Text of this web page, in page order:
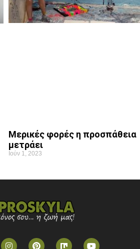
Μερικές φορές η προσπάθεια
μετράει
Ιούν 1, 2023